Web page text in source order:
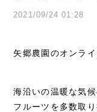
2021/09/24 01:28
矢郷農園のオンラ
海沿いの温暖な気
フルーツを多数取り